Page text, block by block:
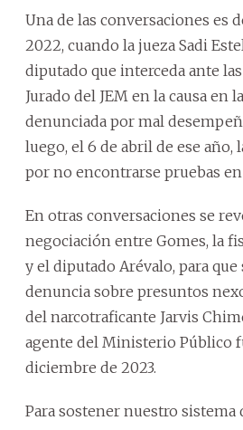
Una de las conversaciones es
2022, cuando la jueza Sadi
diputado que interceda ante
Jurado del JEM en la causa en
denunciada por mal
luego, el 6 de abril de ese año,
por no encontrarse pruebas
En otras conversaciones se
negociación entre Gomes, la
y el diputado Arévalo, para que
denuncia sobre presuntos
del narcotraficante Jarvis
agente del Ministerio Público
diciembre de 2023.
Para sostener nuestro sistema